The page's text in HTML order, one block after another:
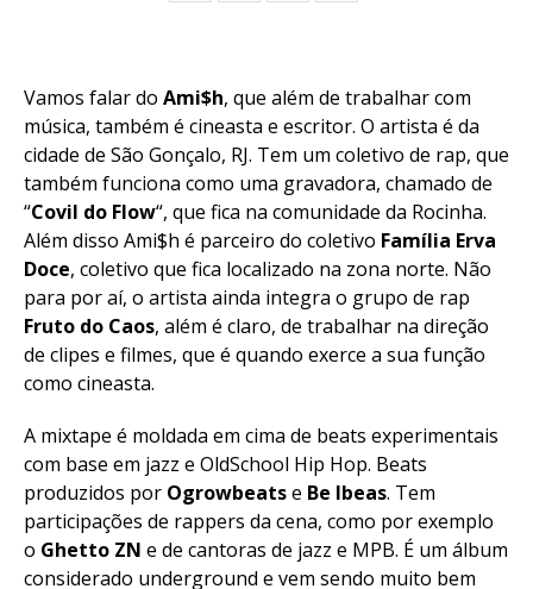
Vamos falar do Ami$h, que além de trabalhar com
música, também é cineasta e escritor. O artista é da
cidade de São Gonçalo, RJ. Tem um coletivo de rap, que
também funciona como uma gravadora, chamado de
“Covil do Flow“, que fica na comunidade da Rocinha.
Além disso Ami$h é parceiro do coletivo Família Erva
Doce, coletivo que fica localizado na zona norte. Não
para por aí, o artista ainda integra o grupo de rap
Fruto do Caos, além é claro, de trabalhar na direção
de clipes e filmes, que é quando exerce a sua função
como cineasta.
A mixtape é moldada em cima de beats experimentais
com base em jazz e OldSchool Hip Hop. Beats
produzidos por Ogrowbeatse Be Ibeas. Tem
participações de rappers da cena, como por exemplo
o Ghetto ZN e de cantoras de jazz e MPB. É um álbum
considerado underground e vem sendo muito bem